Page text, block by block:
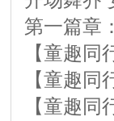
第一篇章
【童趣同
【童趣
【童趣同